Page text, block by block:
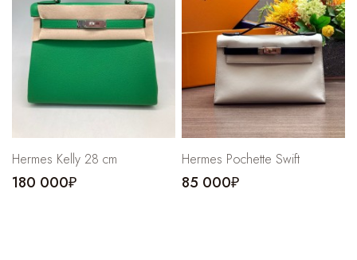
Hermes Kelly 28 cm
180 000₽
Hermes Pochette Swift
85 000₽